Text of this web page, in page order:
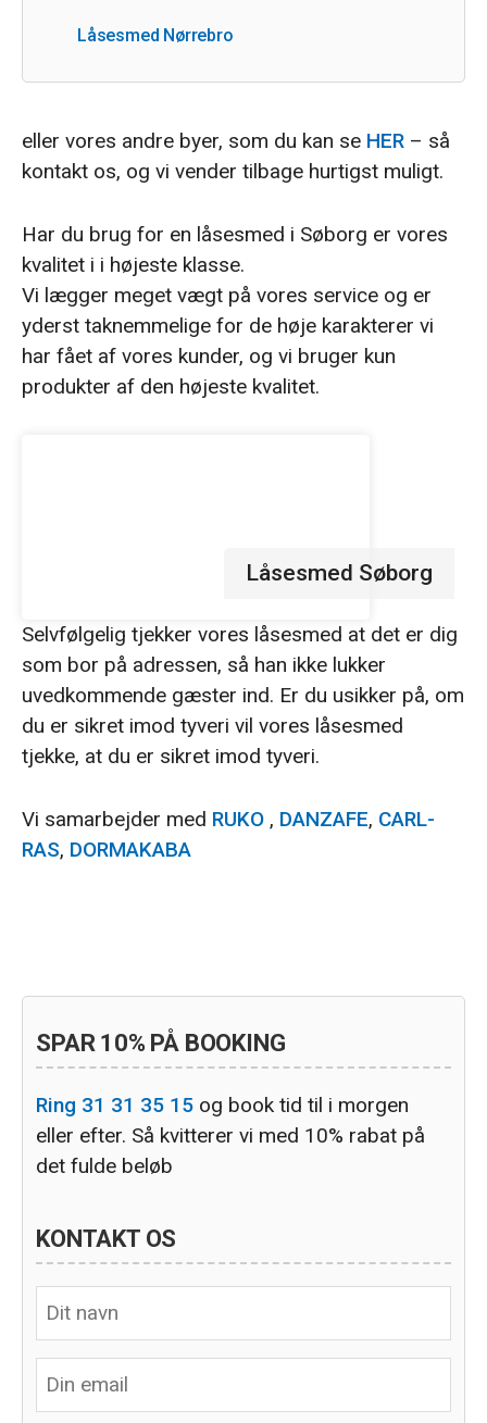
Låsesmed Nørrebro
eller vores andre byer, som du kan se HER – så
kontakt os, og vi vender tilbage hurtigst muligt.
Har du brug for en låsesmed i Søborg er vores
kvalitet i i højeste klasse.
Vi lægger meget vægt på vores service og er
yderst taknemmelige for de høje karakterer vi
har fået af vores kunder, og vi bruger kun
produkter af den højeste kvalitet.
Låsesmed Søborg
Selvfølgelig tjekker vores låsesmed at det er dig
som bor på adressen, så han ikke lukker
uvedkommende gæster ind. Er du usikker på, om
du er sikret imod tyveri vil vores låsesmed
tjekke, at du er sikret imod tyveri.
Vi samarbejder med RUKO , DANZAFE, CARL-
RAS, DORMAKABA
Primær
Sidebar
SPAR 10% PÅ BOOKING
Ring 31 31 35 15 og book tid til i morgen
eller efter. Så kvitterer vi med 10% rabat på
det fulde beløb
KONTAKT OS